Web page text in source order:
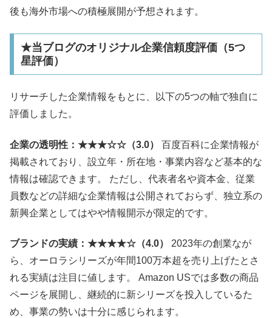
後も海外市場への積極展開が予想されます。
★当ブログのオリジナル企業信頼度評価（5つ
星評価）
リサーチした企業情報をもとに、以下の5つの軸で独自に
評価しました。
企業の透明性：★★★☆☆（3.0）
百度百科に企業情報が
掲載されており、設立年・所在地・事業内容など基本的な
情報は確認できます。 ただし、代表者名や資本金、従業
員数などの詳細な企業情報は公開されておらず、独立系の
新興企業としてはやや情報開示が限定的です。
ブランドの実績：★★★★☆（4.0）
2023年の創業なが
ら、オーロラシリーズが年間100万本超を売り上げたとさ
れる実績は注目に値します。 Amazon USでは多数の商品
ページを展開し、継続的に新シリーズを投入しているた
め、事業の勢いは十分に感じられます。